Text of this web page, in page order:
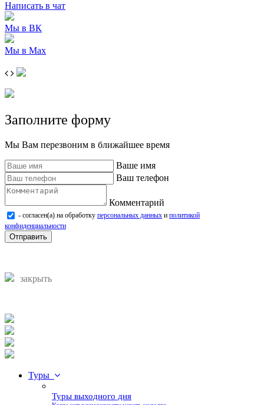
Написать в чат
Мы в ВК
Мы в Max
Заполните форму
Мы Вам перезвоним в ближайшее время
Ваше имя
Ваш телефон
Комментарий
- согласен(а) на обработку персональных данных и политикой
конфиденциальности
Отправить
закрыть
Туры
Туры выходного дня